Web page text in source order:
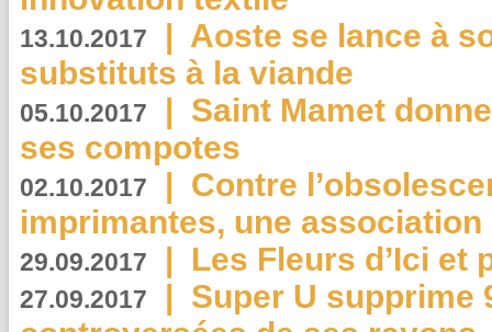
13.10.2017 | Aoste se lance à
substituts à la viande
05.10.2017 | Saint Mamet
ses compotes
02.10.2017 | Contre
imprimantes, une
29.09.2017 | Les Fleurs d’Ici et
27.09.2017 | Super U supprime